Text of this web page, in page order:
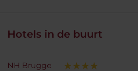
Hotels in de buurt
NH Brugge